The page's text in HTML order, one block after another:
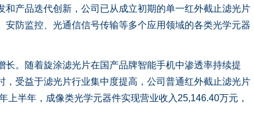
和产品迭代创新，公司已从成立初期的单一红外截止滤光片
防监控、光通信信号传输等多个应用领域的各类光学元器
。随着旋涂滤光片在国产品牌智能手机中渗透率持续提
，受益于滤光片行业集中度提高，公司普通红外截止滤光片
上半年，成像类光学元器件实现营业收入25,146.40万元，